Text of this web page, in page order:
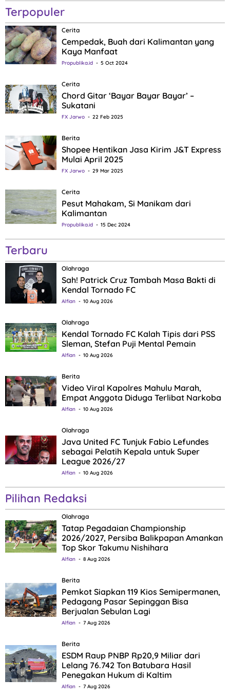
Terpopuler
Cerita
Cempedak, Buah dari Kalimantan yang
Kaya Manfaat
Propublika.id 5 Oct 2024
Cerita
Chord Gitar ‘Bayar Bayar Bayar’ –
Sukatani
FX Jarwo 22 Feb 2025
Berita
Shopee Hentikan Jasa Kirim J&T Express
Mulai April 2025
FX Jarwo 29 Mar 2025
Cerita
Pesut Mahakam, Si Manikam dari
Kalimantan
Propublika.id 15 Dec 2024
Terbaru
Olahraga
Sah! Patrick Cruz Tambah Masa Bakti di
Kendal Tornado FC
Alfian 10 Aug 2026
Olahraga
Kendal Tornado FC Kalah Tipis dari PSS
Sleman, Stefan Puji Mental Pemain
Alfian 10 Aug 2026
Berita
Video Viral Kapolres Mahulu Marah,
Empat Anggota Diduga Terlibat Narkoba
Alfian 10 Aug 2026
Olahraga
Java United FC Tunjuk Fabio Lefundes
sebagai Pelatih Kepala untuk Super
League 2026/27
Alfian 10 Aug 2026
Pilihan Redaksi
Olahraga
Tatap Pegadaian Championship
2026/2027, Persiba Balikpapan Amankan
Top Skor Takumu Nishihara
Alfian 8 Aug 2026
Berita
Pemkot Siapkan 119 Kios Semipermanen,
Pedagang Pasar Sepinggan Bisa
Berjualan Sebulan Lagi
Alfian 7 Aug 2026
Berita
ESDM Raup PNBP Rp20,9 Miliar dari
Lelang 76.742 Ton Batubara Hasil
Penegakan Hukum di Kaltim
Alfian 7 Aug 2026